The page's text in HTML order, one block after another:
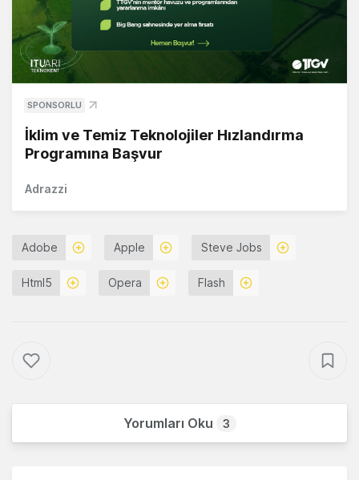
SPONSORLU
İklim ve Temiz Teknolojiler Hızlandırma
Programına Başvur
Adrazzi
Adobe Apple Steve Jobs
Html5 Opera Flash
Yorumları Oku 3